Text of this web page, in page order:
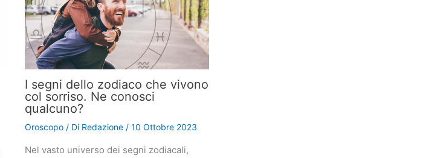
I segni dello zodiaco che vivono
col sorriso. Ne conosci
qualcuno?
Oroscopo/ Di Redazione / 10 Ottobre 2023
Nel vasto universo dei segni zodiacali,